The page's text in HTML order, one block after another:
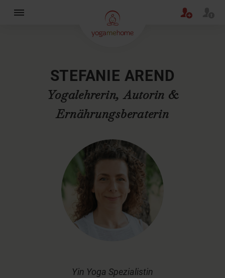
STEFANIE AREND
Yogalehrerin, Autorin &
Ernährungsberaterin
Yin Yoga Spezialistin